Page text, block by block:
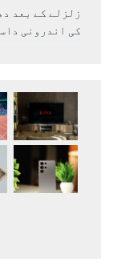
زلزلے کے بعد
کی اندرونی